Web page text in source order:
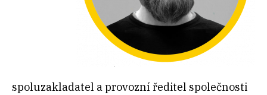
spoluzakladatel a provozní ředitel společnosti